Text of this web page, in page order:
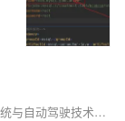
【9月更文挑战第27天】随着科技发展，智能交通系统与自动驾驶技术正革新交通领域，从提高交通效率与安全性到优化资源分配，其影响深远。自动驾驶技术基于AI与传感器，历经五个等级演进，促进交通流畅的同时减少人为驾驶错误。然而，技术进步亦引发就业市场变化、数据隐私及道德责任等问题，城市规划需适应新技术，加建充电站等设施。尽管存在挑战，智能交通系统仍有望重塑城市面貌，提升出行体验，实现更高效、环保的城市交通体系。